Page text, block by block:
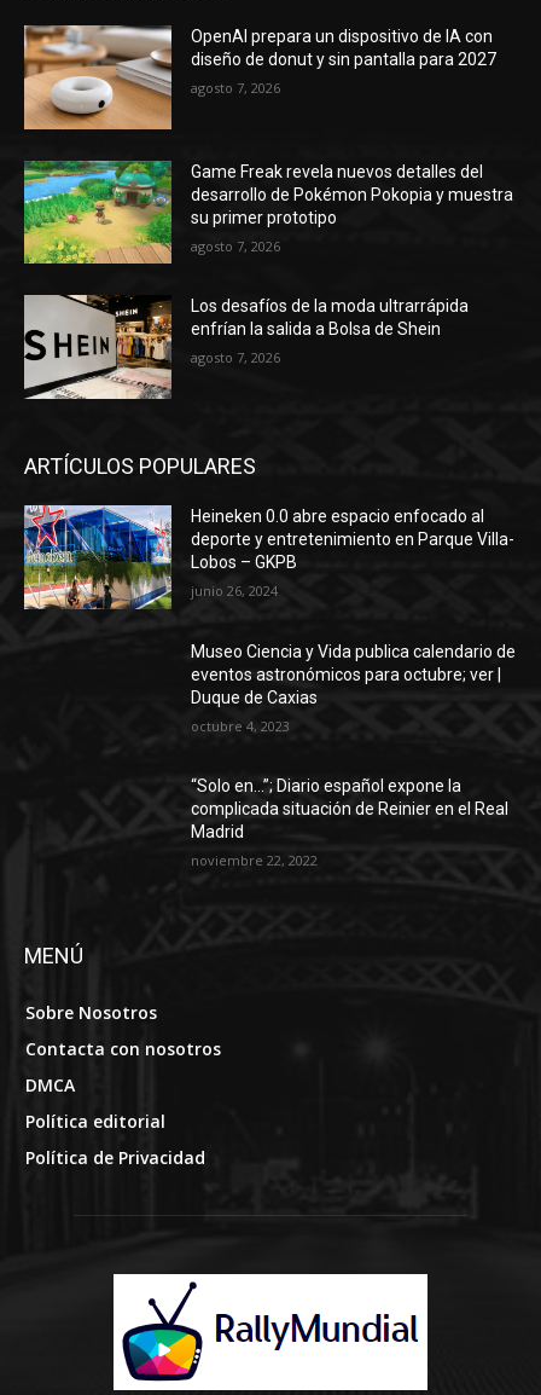
OpenAI prepara un dispositivo de IA con
diseño de donut y sin pantalla para 2027
agosto 7, 2026
Game Freak revela nuevos detalles del
desarrollo de Pokémon Pokopia y muestra
su primer prototipo
agosto 7, 2026
Los desafíos de la moda ultrarrápida
enfrían la salida a Bolsa de Shein
agosto 7, 2026
ARTÍCULOS POPULARES
Heineken 0.0 abre espacio enfocado al
deporte y entretenimiento en Parque Villa-
Lobos – GKPB
junio 26, 2024
Museo Ciencia y Vida publica calendario de
eventos astronómicos para octubre; ver |
Duque de Caxias
octubre 4, 2023
“Solo en…”; Diario español expone la
complicada situación de Reinier en el Real
Madrid
noviembre 22, 2022
MENÚ
Sobre Nosotros
Contacta con nosotros
DMCA
Política editorial
Política de Privacidad